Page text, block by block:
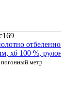
хб 100 %,
погонный метр